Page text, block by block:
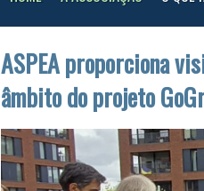
âmbito do projeto GoGreen